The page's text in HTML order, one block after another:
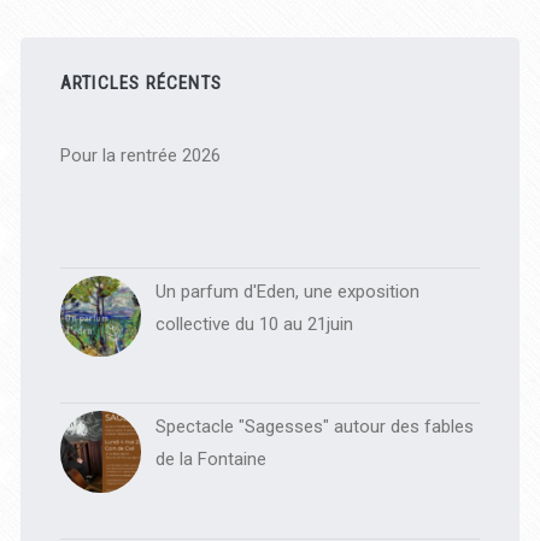
latérale
principale
ARTICLES RÉCENTS
Pour la rentrée 2026
Un parfum d'Eden, une exposition
collective du 10 au 21juin
Spectacle "Sagesses" autour des fables
de la Fontaine